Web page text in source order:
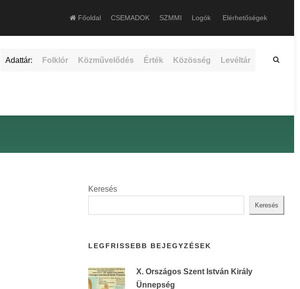
Főoldal CSEMADOK SZMMI Logók Elérhetőségek
Adattár: Folklór Közművelődés Érték Közösség Levéltár
Keresés
Keresés
LEGFRISSEBB BEJEGYZÉSEK
X. Országos Szent István Király
Ünnepség